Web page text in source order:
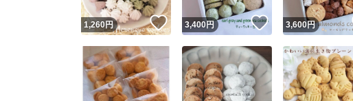
1,260円 いいね！
3,400円 いいね！
3,600円